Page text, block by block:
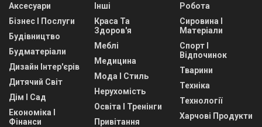
Аксесуари
Бізнес І Послуги
Будівництво
Будматеріали
Дизайн Інтер'єрів
Дитячий Світ
Дім І Сад
Економіка І
Фінанси
Інші
Краса Та
Здоров'я
Меблі
Медицина
Мода І Стиль
Нерухомість
Освіта І Тренінги
Привітання
Робота
Сировина І
Матеріали
Спорт І
Відпочинок
Тварини
Техніка
Технології
Харчові Продукти